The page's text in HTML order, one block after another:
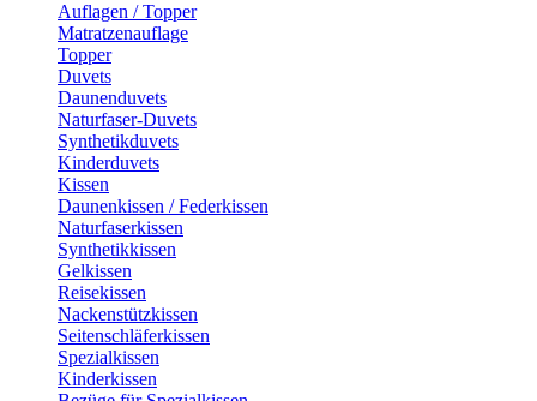
Auflagen / Topper
Matratzenauflage
Topper
Duvets
Daunenduvets
Naturfaser-Duvets
Synthetikduvets
Kinderduvets
Kissen
Daunenkissen / Federkissen
Naturfaserkissen
Synthetikkissen
Gelkissen
Reisekissen
Nackenstützkissen
Seitenschläferkissen
Spezialkissen
Kinderkissen